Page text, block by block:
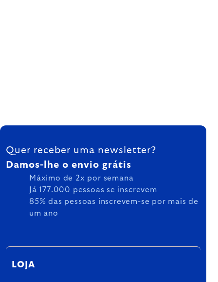
FOOTER
Quer receber uma newsletter?
Damos-lhe o envio grátis
Máximo de 2x por semana
Já 177.000 pessoas se inscrevem
85% das pessoas inscrevem-se por mais de
um ano
LOJA